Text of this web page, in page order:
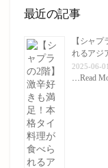
最近の記事
【シャ
れるアジ
2025-06-01
…Read